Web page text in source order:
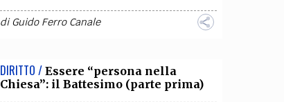
diGuido Ferro Canale
DIRITTO / Essere “persona nella
Chiesa”: il Battesimo (parte prima)